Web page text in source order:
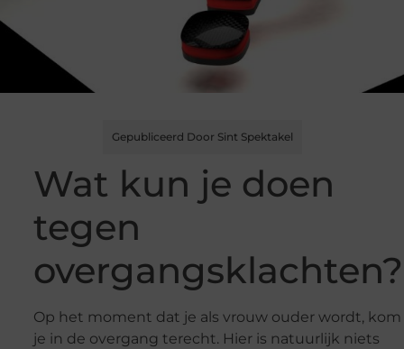
Gepubliceerd Door Sint Spektakel
Wat kun je doen
tegen
overgangsklachten?
Op het moment dat je als vrouw ouder wordt, kom
je in de overgang terecht. Hier is natuurlijk niets